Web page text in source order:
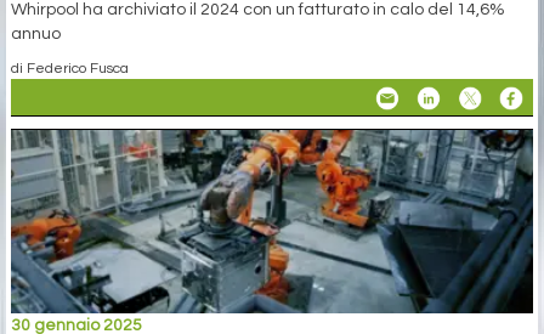
Whirpool ha archiviato il 2024 con un fatturato in calo del 14,6%
annuo
di Federico Fusca
30 gennaio 2025